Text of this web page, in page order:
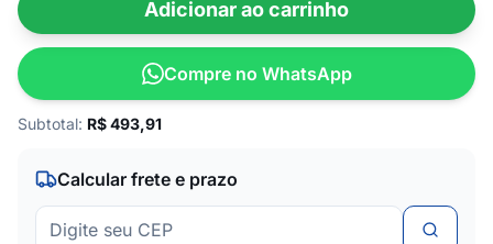
Adicionar ao carrinho
Compre no WhatsApp
Subtotal: R$493,91
Calcular frete e prazo